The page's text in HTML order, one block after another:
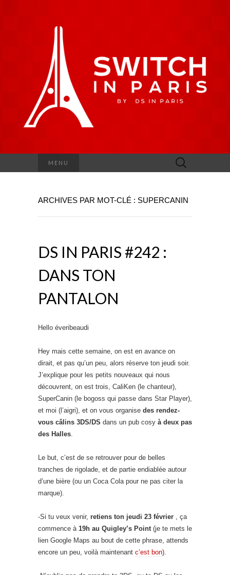
MENU Rechercher :
ARCHIVES PAR MOT-CLÉ : SUPERCANIN
DS IN PARIS #242 :
DANS TON
PANTALON
Hello éveribeaudi
Hey mais cette semaine, on est en avance on
dirait, et pas qu’un peu, alors réserve ton jeudi soir.
J’explique pour les petits nouveaux qui nous
découvrent, on est trois, CaliKen (le chanteur),
SuperCanin (le bogoss qui passe dans Star Player),
et moi (l’aigri), et on vous organise des rendez-
vous câlins 3DS/DS dans un pub cosy à deux pas
des Halles
Le but, c’est de se retrouver pour de belles
tranches de rigolade, et de partie endiablée autour
d’une bière (ou un Coca Cola pour ne pas citer la
marque).
-Si tu veux venir, retiens ton jeudi 23 février
, ça
commence à 19h au Quigley’s Point (je te mets le
lien Google Maps au bout de cette phrase, attends
encore un peu, voilà maintenant c’est bon).